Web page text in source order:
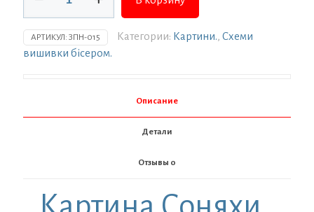
товара
Заготовка
для
вишивки
в
АРТИКУЛ: ЗПН-015 Категории: Картини. Схеми
вишивки бісером.
Описание
Детали
Отзывы 0